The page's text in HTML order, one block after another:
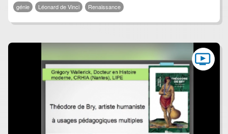
génie Léonard de Vinci Renaissance